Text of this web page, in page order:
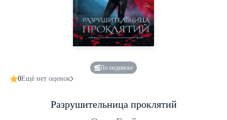
По подписке
0Ещё нет оценок
Разрушительница проклятий